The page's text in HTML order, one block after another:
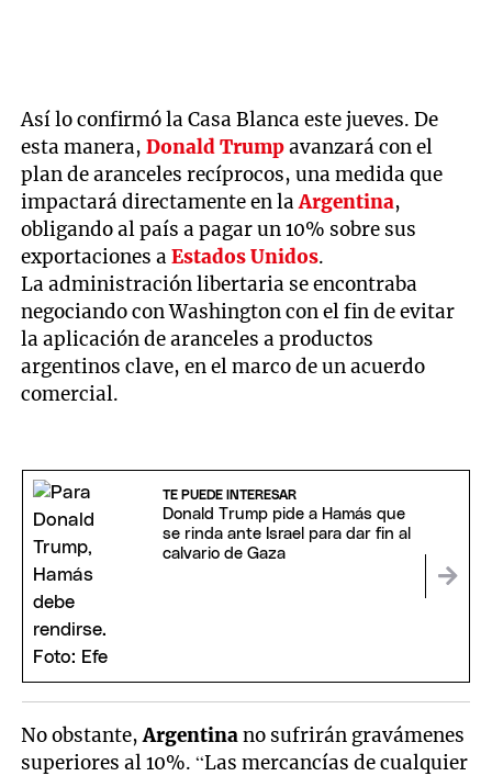
Así lo confirmó la Casa Blanca este jueves. De
esta manera,Donald Trumpavanzará con el
plan de aranceles recíprocos, una medida que
impactará directamente en laArgentina,
obligando al país a pagar un 10% sobre sus
exportaciones aEstados Unidos.
La administración libertaria se encontraba
negociando con Washington con el fin de evitar
la aplicación de aranceles a productos
argentinos clave, en el marco de un acuerdo
comercial.
TE PUEDE INTERESAR
Donald Trump pide a Hamás que
se rinda ante Israel para dar fin al
calvario de Gaza
No obstante,Argentinano sufrirán gravámenes
superiores al 10%. “Las mercancías de cualquier